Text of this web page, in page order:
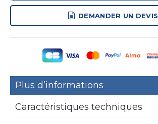
DEMANDER UN DEVIS
Plus d’informations
Caractéristiques techniques